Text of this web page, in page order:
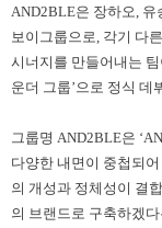
AND2BLE은 장하오 유
보이그룹으로 각기 다
시너지를 만들어내는
운더 그룹’ 으로 정식 데
그룹명 AND2BLE은
다양한 내면이 중첩되어
의 개성과 정체성이 결
의 브랜드로 구축하겠